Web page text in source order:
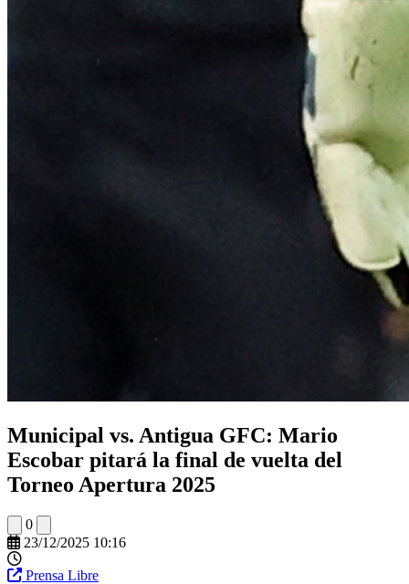
Municipal vs. Antigua GFC: Mario
Escobar pitará la final de vuelta del
Torneo Apertura 2025
0
23/12/2025 10:16
Prensa Libre